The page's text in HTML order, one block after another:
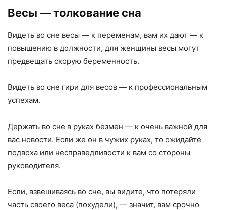
Весы — толкование сна
Видеть во сне весы — к переменам, вам их дают — к
повышению в должности, для женщины весы могут
предвещать скорую беременность.
Видеть во сне гири для весов — к профессиональным
успехам.
Держать во сне в руках безмен — к очень важной для
вас новости. Если же он в чужих руках, то ожидайте
подвоха или несправедливости к вам со стороны
руководителя.
Если, взвешиваясь во сне, вы видите, что потеряли
часть своего веса (похудели), — значит, вам срочно